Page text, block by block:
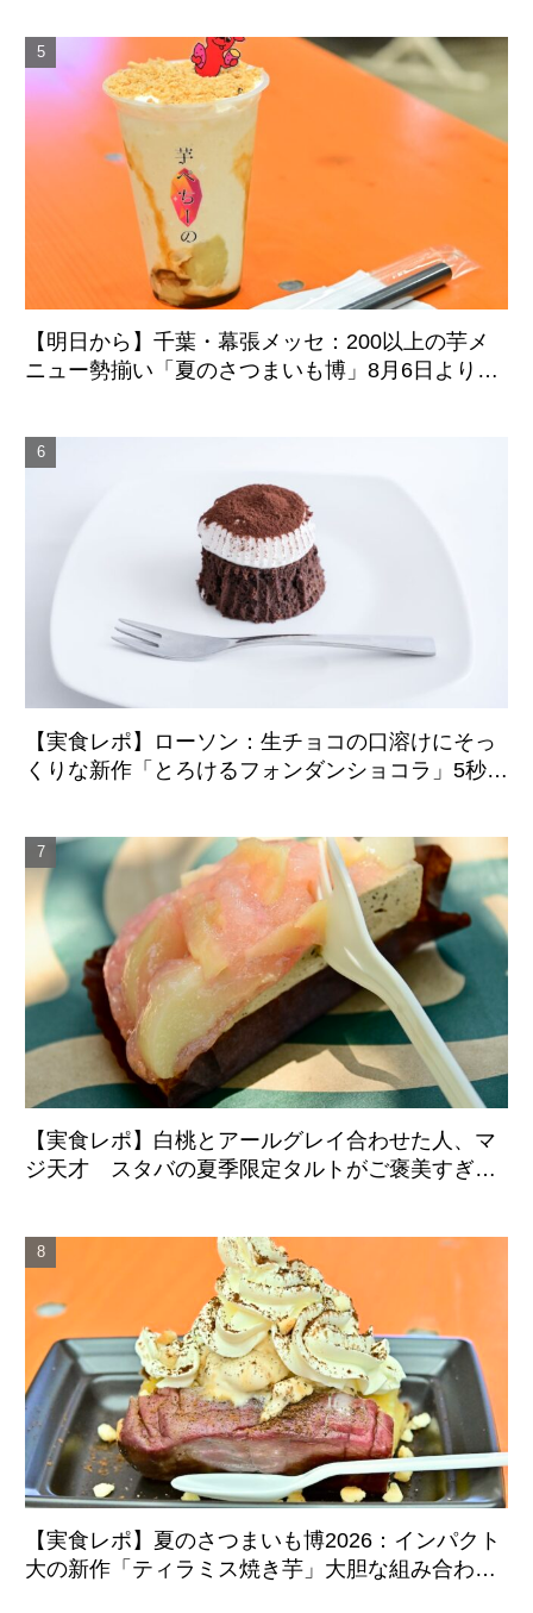
【明日から】千葉・幕張メッセ：200以上の芋メ
ニュー勢揃い「夏のさつまいも博」8月6日より4
【実食レポ】ローソン：生チョコの口溶けにそっ
くりな新作「とろけるフォンダンショコラ」5秒の
【実食レポ】白桃とアールグレイ合わせた人、マ
ジ天才 スタバの夏季限定タルトがご褒美すぎた
【実食レポ】夏のさつまいも博2026：インパクト
大の新作「ティラミス焼き芋」大胆な組み合わせ